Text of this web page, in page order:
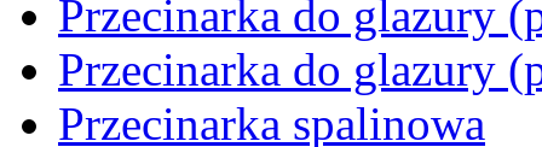
Przecinarka do glazury
Przecinarka do glazury
Przecinarka spalinowa